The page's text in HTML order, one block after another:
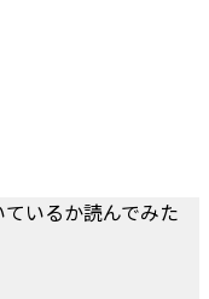
いるか読んでみた